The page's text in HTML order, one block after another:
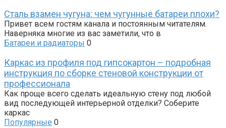
Сталь взамен чугуна: чем чугунные батареи плохи?
Привет всем гостям канала и постоянным читателям.
Наверняка многие из вас заметили, что в
Батареи и радиаторы 0
Каркас из профиля под гипсокартон – подробная
инструкция по сборке стеновой конструкции от
профессионала
Как проще всего сделать идеальную стену под любой
вид последующей интерьерной отделки? Соберите
каркас
Популярные 0